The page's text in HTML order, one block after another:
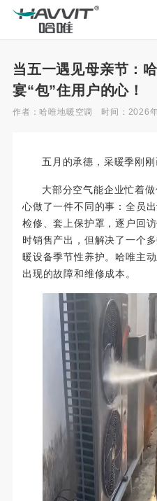
当五一遇见母亲节：
宴“包”住用户的心！
作者：哈唯地暖空调 时间：2026
五月的承德，采暖季刚刚
大部分空气能企业忙着
心做了一件不同的事：全员
检修、套上保护罩，逐户回
时销售产出，但解决了一个
暖设备季节性养护。哈唯主
出现的故障和维修成本。